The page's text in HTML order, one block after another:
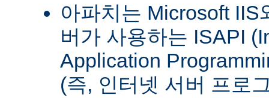
아파치는 Microsoft
버가 사용하는 ISAPI
Application
(즉, 인터넷 서버 프로